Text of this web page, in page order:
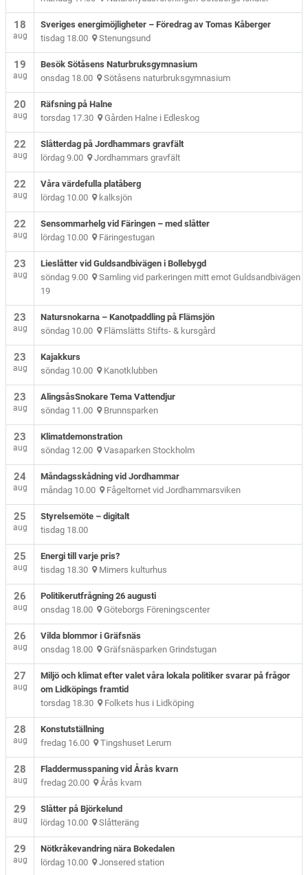
18
aug
Sveriges energimöjligheter – Föredrag av Tomas Kåberger
tisdag 18.00 Stenungsund
19
aug
Besök Sötåsens Naturbruksgymnasium
onsdag 18.00 Sötåsens naturbruksgymnasium
20
aug
Räfsning på Halne
torsdag 17.30 Gården Halne i Edleskog
22
aug
Slåtterdag på Jordhammars gravfält
lördag 9.00 Jordhammars gravfält
22
aug
Våra värdefulla platåberg
lördag 10.00 kalksjön
22
aug
Sensommarhelg vid Färingen – med slåtter
lördag 10.00 Färingestugan
23
aug
Lieslåtter vid Guldsandbivägen i Bollebygd
söndag 9.00 Samling vid parkeringen mitt emot Guldsandbivägen
19
23
aug
Natursnokarna – Kanotpaddling på Flämsjön
söndag 10.00 Flämslätts Stifts- & kursgård
23
aug
Kajakkurs
söndag 10.00 Kanotklubben
23
aug
AlingsåsSnokare Tema Vattendjur
söndag 11.00 Brunnsparken
23
aug
Klimatdemonstration
söndag 12.00 Vasaparken Stockholm
24
aug
Måndagsskådning vid Jordhammar
måndag 10.00 Fågeltornet vid Jordhammarsviken
25
aug
Styrelsemöte – digitalt
tisdag 18.00
25
aug
Energi till varje pris?
tisdag 18.30 Mimers kulturhus
26
aug
Politikerutfrågning 26 augusti
onsdag 18.00 Göteborgs Föreningscenter
26
aug
Vilda blommor i Gräfsnäs
onsdag 18.00 Gräfsnäsparken Grindstugan
27
aug
Miljö och klimat efter valet våra lokala politiker svarar på frågor
om Lidköpings framtid
torsdag 18.30 Folkets hus i Lidköping
28
aug
Konstutställning
fredag 16.00 Tingshuset Lerum
28
aug
Fladdermusspaning vid Årås kvarn
fredag 20.00 Årås kvarn
29
aug
Slåtter på Björkelund
lördag 10.00 Slåtteräng
29
aug
Nötkråkevandring nära Bokedalen
lördag 10.00 Jonsered station